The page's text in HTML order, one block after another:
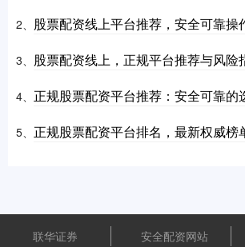
2、 股票配资线上平台推荐，安全可靠操
3、 股票配资线上，正规平台推荐与风险
4、 正规股票配资平台推荐：安全可靠的
5、 正规股票配资平台排名，最新权威榜
联华证券 安全配资网站